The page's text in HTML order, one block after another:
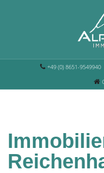
+49 (0) 8651-9549940